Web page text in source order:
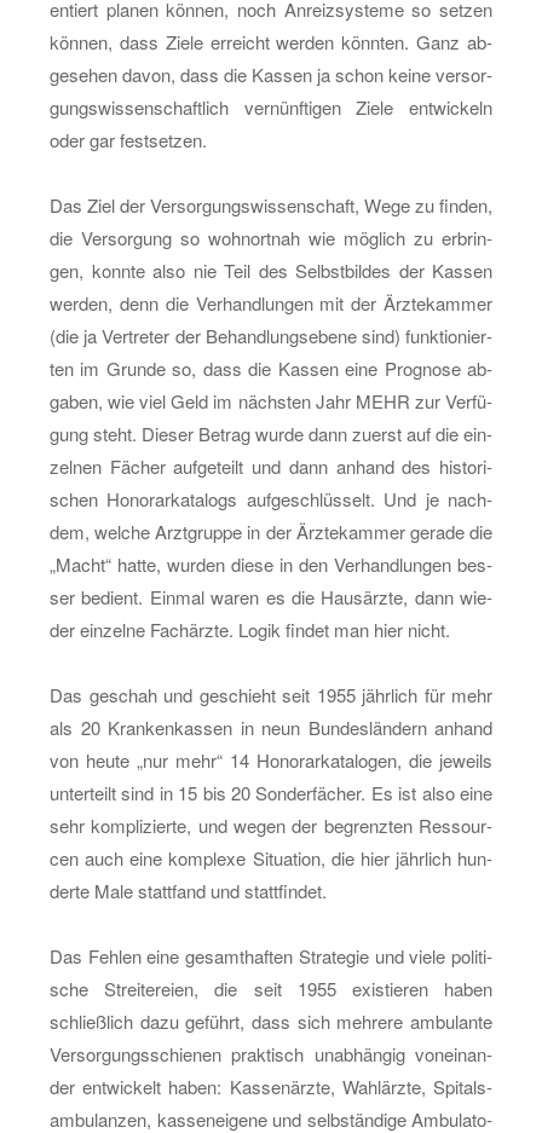
en­tiert pla­nen kön­nen, noch An­reiz­sys­te­me so set­zen
kön­nen, dass Ziele er­reicht wer­den könn­ten. Ganz ab­
ge­se­hen davon, dass die Kas­sen ja schon keine ver­sor­
gungs­wis­sen­schaft­lich ver­nünf­ti­gen Ziele ent­wi­ckeln
oder gar fest­set­zen.
Das Ziel der Ver­sor­gungs­wis­sen­schaft, Wege zu fin­den,
die Ver­sor­gung so wohn­ort­nah wie mög­lich zu er­brin­
gen, konn­te also nie Teil des Selbst­bil­des der Kas­sen
wer­den, denn die Ver­hand­lun­gen mit der Ärz­te­kam­mer
(die ja Ver­tre­ter der Be­hand­lungs­ebe­ne sind) funk­tio­nier­
ten im Grun­de so, dass die Kas­sen eine Pro­gno­se ab­
ga­ben, wie viel Geld im nächs­ten Jahr MEHR zur Ver­fü­
gung steht. Die­ser Be­trag wurde dann zu­erst auf die ein­
zel­nen Fä­cher auf­ge­teilt und dann an­hand des his­to­ri­
schen Ho­no­rar­ka­ta­logs auf­ge­schlüs­selt. Und je nach­
dem, wel­che Arzt­grup­pe in der Ärz­te­kam­mer ge­ra­de die
„Macht“ hatte, wur­den diese in den Ver­hand­lun­gen bes­
ser be­dient. Ein­mal waren es die Haus­ärz­te, dann wie­
der ein­zel­ne Fach­ärz­te. Logik fin­det man hier nicht.
Das ge­schah und ge­schieht seit 1955 jähr­lich für mehr
als 20 Kran­ken­kas­sen in neun Bun­des­län­dern an­hand
von heute „nur mehr“ 14 Ho­no­rar­ka­ta­lo­gen, die je­weils
un­ter­teilt sind in 15 bis 20 Son­der­fä­cher. Es ist also eine
sehr kom­pli­zier­te, und wegen der be­grenz­ten Res­sour­
cen auch eine kom­ple­xe Si­tua­ti­on, die hier jähr­lich hun­
der­te Male statt­fand und statt­fin­det.
Das Feh­len eine ge­samt­haf­ten Stra­te­gie und viele po­li­ti­
sche Strei­te­rei­en, die seit 1955 exis­tie­ren haben
schließ­lich dazu ge­führt, dass sich meh­re­re am­bu­lan­te
Ver­sor­gungs­schie­nen prak­tisch un­ab­hän­gig von­ein­an­
der ent­wi­ckelt haben: Kas­sen­ärz­te, Wahl­ärz­te, Spi­tals­
am­bu­lan­zen, kas­sen­ei­ge­ne und selb­stän­di­ge Am­bu­la­to­